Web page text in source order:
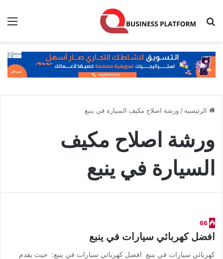
بحث عن
الرئيسية / ورشة اصلاح مكيف السيارة في ينبع
ورشة اصلاح مكيف
السيارة في ينبع
66
افضل كهربائي سيارات في ينبع
كهربائي سيارات في ينبع افضل كهربائي سيارات في ينبع: حيث يقدم